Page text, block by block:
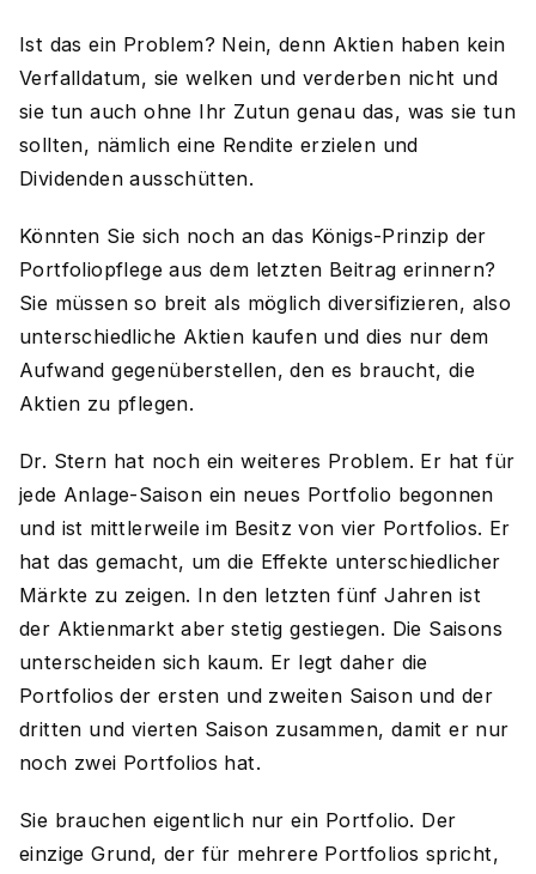
Ist das ein Problem? Nein, denn Aktien haben kein
Verfalldatum, sie welken und verderben nicht und
sie tun auch ohne Ihr Zutun genau das, was sie tun
sollten, nämlich eine Rendite erzielen und
Dividenden ausschütten.
Könnten Sie sich noch an das Königs-Prinzip der
Portfoliopflege aus dem letzten Beitrag erinnern?
Sie müssen so breit als möglich diversifizieren, also
unterschiedliche Aktien kaufen und dies nur dem
Aufwand gegenüberstellen, den es braucht, die
Aktien zu pflegen.
Dr. Stern hat noch ein weiteres Problem. Er hat für
jede Anlage-Saison ein neues Portfolio begonnen
und ist mittlerweile im Besitz von vier Portfolios. Er
hat das gemacht, um die Effekte unterschiedlicher
Märkte zu zeigen. In den letzten fünf Jahren ist
der Aktienmarkt aber stetig gestiegen. Die Saisons
unterscheiden sich kaum. Er legt daher die
Portfolios der ersten und zweiten Saison und der
dritten und vierten Saison zusammen, damit er nur
noch zwei Portfolios hat.
Sie brauchen eigentlich nur ein Portfolio. Der
einzige Grund, der für mehrere Portfolios spricht,